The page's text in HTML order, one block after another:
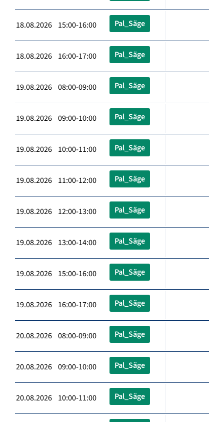
18.08.2026 15:00-16:00 Pal_Säge
18.08.2026 16:00-17:00 Pal_Säge
19.08.2026 08:00-09:00 Pal_Säge
19.08.2026 09:00-10:00 Pal_Säge
19.08.2026 10:00-11:00 Pal_Säge
19.08.2026 11:00-12:00 Pal_Säge
19.08.2026 12:00-13:00 Pal_Säge
19.08.2026 13:00-14:00 Pal_Säge
19.08.2026 15:00-16:00 Pal_Säge
19.08.2026 16:00-17:00 Pal_Säge
20.08.2026 08:00-09:00 Pal_Säge
20.08.2026 09:00-10:00 Pal_Säge
20.08.2026 10:00-11:00 Pal_Säge